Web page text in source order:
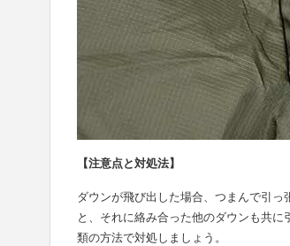
【注意点と対処法】
ダウンが飛び出した場合、つまんで引
と、それに絡み合った他のダウンも共
類の方法で対処しましょう。